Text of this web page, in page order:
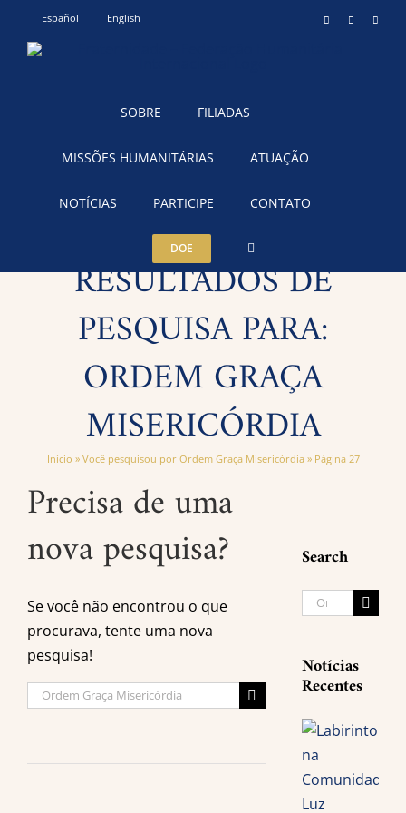
Español English InstagramYouTube
SOBRE FILIADAS
MISSÕES HUMANITÁRIAS ATUAÇÃO
NOTÍCIAS PARTICIPE CONTATO
DOE
RESULTADOS DE
PESQUISA PARA:
ORDEM GRAÇA
MISERICÓRDIA
Início » Você pesquisou por Ordem Graça Misericórdia» Página 27
Precisa de uma
nova pesquisa?
Se você não encontrou o que
procurava, tente uma nova
pesquisa!
Buscar
resultados
Search
Buscar
Notícias
Recentes